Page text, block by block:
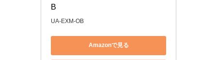
B
UA-EXM-OB
Amazonで見る